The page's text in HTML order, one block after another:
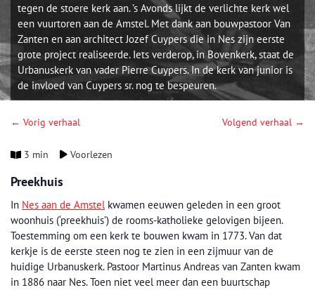
tegen de stoere kerk aan. ’s Avonds lijkt de verlichte kerk wel
een vuurtoren aan de Amstel. Met dank aan bouwpastoor Van
Zanten en aan architect Jozef Cuypers die in Nes zijn eerste
grote project realiseerde. Iets verderop, in Bovenkerk, staat de
Urbanuskerk van vader Pierre Cuypers. In de kerk van junior is
de invloed van Cuypers sr. nog te bespeuren.
← Vorig verhaal Volgend verhaal →
3 min Voorlezen
Preekhuis
In Nes aan de Amstelkwamen eeuwen geleden in een groot
woonhuis (‘preekhuis’) de rooms-katholieke gelovigen bijeen.
Toestemming om een kerk te bouwen kwam in 1773. Van dat
kerkje is de eerste steen nog te zien in een zijmuur van de
huidige Urbanuskerk. Pastoor Martinus Andreas van Zanten kwam
in 1886 naar Nes. Toen niet veel meer dan een buurtschap